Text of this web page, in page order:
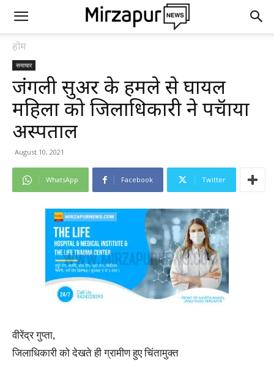
होम
समाचार
जंगली सुअर के हमले से घायल
महिला को जिलाधिकारी ने पहुॅचाया
अस्पताल
August 10, 2021
WhatsApp Facebook Twitter
वीरेंद्र गुप्ता,
जिलाधिकारी को देखते ही ग्रामीण हुए चिंतामुक्त